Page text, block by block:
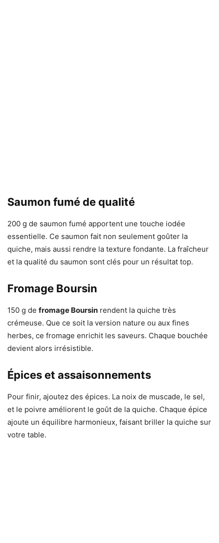
Saumon fumé de qualité
200 g de saumon fumé apportent une touche iodée
essentielle. Ce saumon fait non seulement goûter la
quiche, mais aussi rendre la texture fondante. La fraîcheur
et la qualité du saumon sont clés pour un résultat top.
Fromage Boursin
150 g de fromage Boursin rendent la quiche très
crémeuse. Que ce soit la version nature ou aux fines
herbes, ce fromage enrichit les saveurs. Chaque bouchée
devient alors irrésistible.
Épices et assaisonnements
Pour finir, ajoutez des épices. La noix de muscade, le sel,
et le poivre améliorent le goût de la quiche. Chaque épice
ajoute un équilibre harmonieux, faisant briller la quiche sur
votre table.